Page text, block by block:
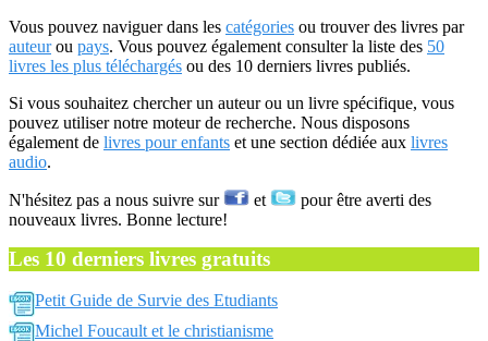
Vous pouvez naviguer dans les catégories ou trouver des livres par
auteurou pays. Vous pouvez également consulter la liste des 50
livres les plus téléchargés ou des 10 derniers livres publiés.
Si vous souhaitez chercher un auteur ou un livre spécifique, vous
pouvez utiliser notre moteur de recherche. Nous disposons
également de livres pour enfants et une section dédiée aux livres
audio.
N'hésitez pas a nous suivre sur et
pour être averti des
nouveaux livres. Bonne lecture!
Les 10 derniers livres gratuits
Petit Guide de Survie des Etudiants
Michel Foucault et le christianisme